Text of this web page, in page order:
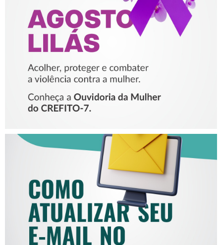
PROTEGER E COMBATER A
VIOLÊNCIA CONTRA A
MULHER
COMO ATUALIZAR SEU E-
MAIL NO CREFITO-7